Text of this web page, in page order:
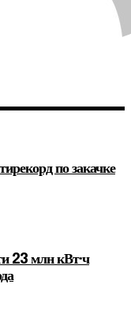
по закачке
23 млн кВт·ч